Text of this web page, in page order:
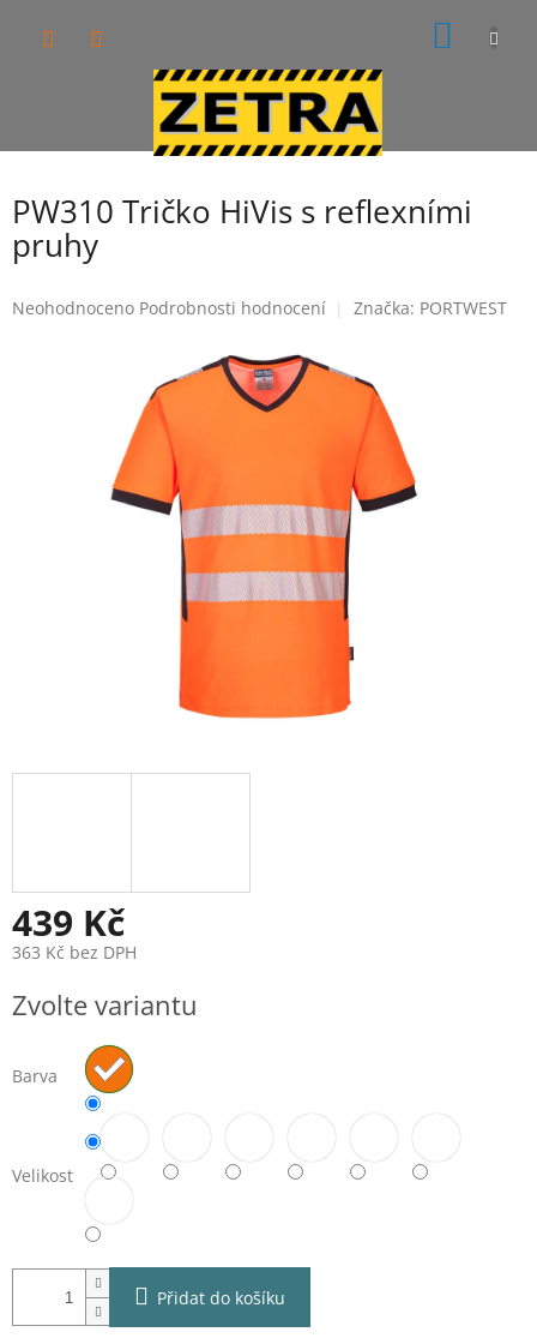
PW310 Tričko HiVis s reflexními
pruhy
Průměrné
Neohodnoceno Podrobnosti hodnocení Značka: PORTWEST
439 Kč
363 Kč bez DPH
cena:
Zvolte variantu
Barva
Velikost
Přidat do košíku